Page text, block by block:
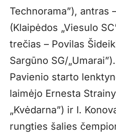
Technorama”), antras
(Klaipėdos „Viesulo
trečias – Povilas
Sargūno SG/„Umarai”).
Pavienio starto
laimėjo Ernesta
„Kvėdarna”) ir I.
rungties šalies